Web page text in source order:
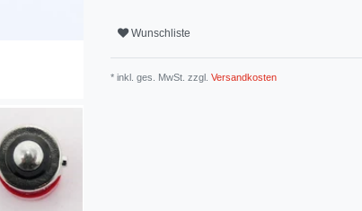
Wunschliste
* inkl. ges. MwSt. zzgl. Versandkosten